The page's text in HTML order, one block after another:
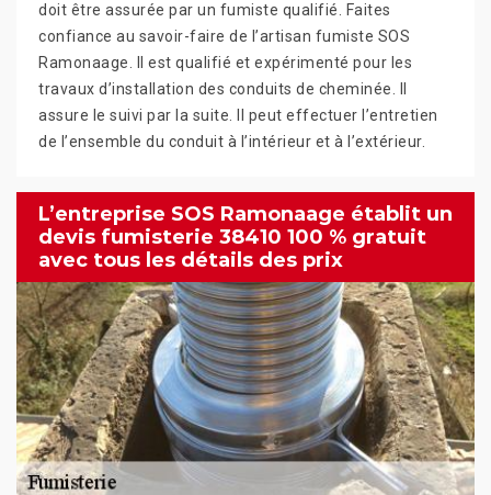
doit être assurée par un fumiste qualifié. Faites
confiance au savoir-faire de l’artisan fumiste SOS
Ramonaage. Il est qualifié et expérimenté pour les
travaux d’installation des conduits de cheminée. Il
assure le suivi par la suite. Il peut effectuer l’entretien
de l’ensemble du conduit à l’intérieur et à l’extérieur.
L’entreprise SOS Ramonaage établit un
devis fumisterie 38410 100 % gratuit
avec tous les détails des prix